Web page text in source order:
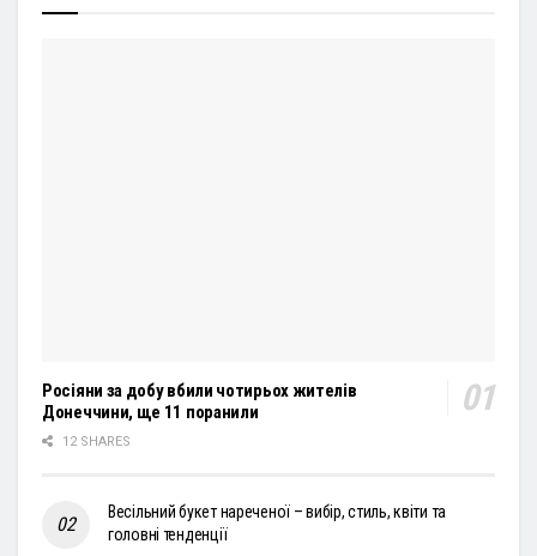
Росіяни за добу вбили чотирьох жителів
Донеччини, ще 11 поранили
12 SHARES
Весільний букет нареченої – вибір, стиль, квіти та
головні тенденції